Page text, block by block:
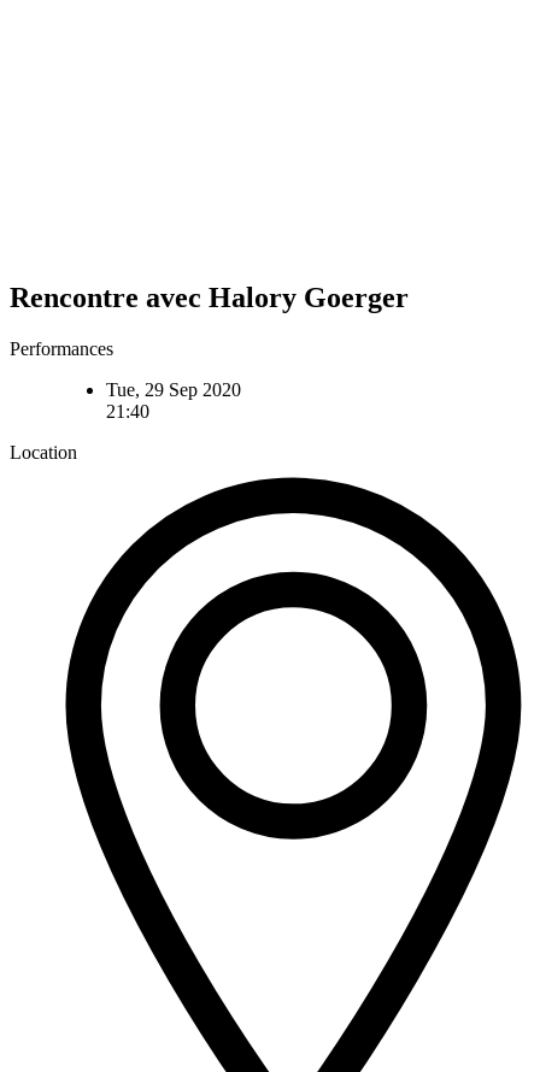
Rencontre avec Halory Goerger
Performances
Tue, 29 Sep 2020
21:40
Location